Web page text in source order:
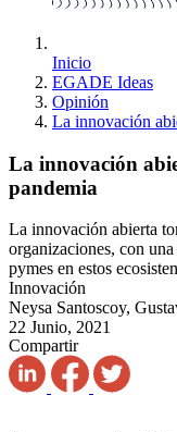
Inicio
EGADE Ideas
Opinión
La innovación
La innovación
pandemia
La innovación abierta
organizaciones, con
pymes en estos
Innovación
Neysa Santoscoy,
22 Junio, 2021
Compartir